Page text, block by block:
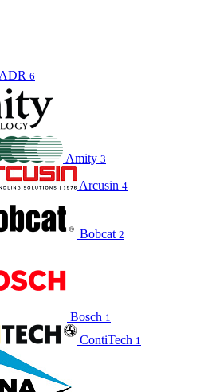
ADR 6
Amity 3
Arcusin 4
Bobcat 2
Bosch 1
ContiTech 1